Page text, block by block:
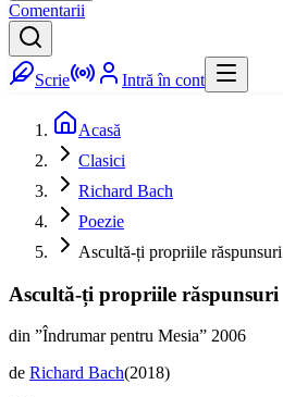
Comentarii
Scrie Intră în cont
Acasă
Clasici
Richard Bach
Poezie
Ascultă-ți propriile răspunsuri
Ascultă-ți propriile răspunsuri
din ”Îndrumar pentru Mesia” 2006
de Richard Bach(2018)